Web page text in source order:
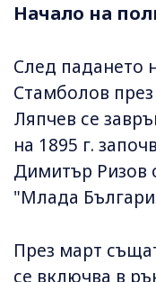
Начало на
След падането
Стамболов
Ляпчев се
на 1895 г.
Димитър Ризов
"Млада
През март
се включва в